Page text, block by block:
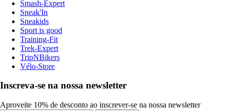
Smash-Expert
Sneak'In
Sneakids
Sport is good
Training-Fit
Trek-Expert
TripNBikers
Vélo-Store
Inscreva-se na nossa newsletter
Aproveite 10% de desconto ao inscrever-se na nossa newsletter